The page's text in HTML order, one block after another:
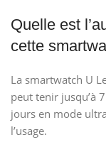
Quelle est
cette
La smartwatch U
peut tenir jusqu’à
jours en mode
l’usage.